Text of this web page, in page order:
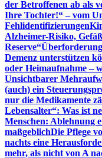
der Betroffenen ab als
Ihre Tochter!“ – vom
Fehlidentifizierungen
Alzheimer-Risiko,
Reserve“
Demenz unterstützen
oder Heimaufnahme –
Unsichtbarer
(auch) ein
nur die Medikamente
Lebensalter“: Was ist
Menschen: Ablehnung
maßgeblichDie Pflege
nachts eine
mehr, als nicht von A